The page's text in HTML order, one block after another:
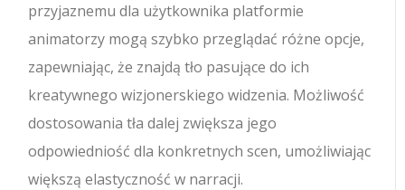
przyjaznemu dla użytkownika platformie
animatorzy mogą szybko przeglądać różne opcje,
zapewniając, że znajdą tło pasujące do ich
kreatywnego wizjonerskiego widzenia. Możliwość
dostosowania tła dalej zwiększa jego
odpowiedniość dla konkretnych scen, umożliwiając
większą elastyczność w narracji.